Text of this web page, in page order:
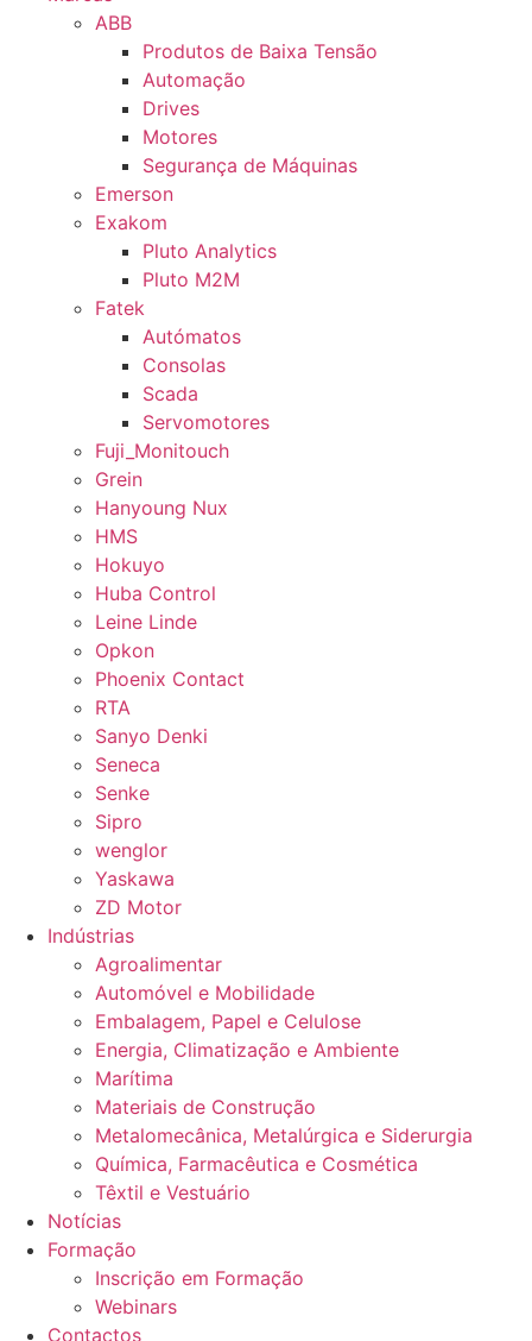
ABB
Produtos de Baixa Tensão
Automação
Drives
Motores
Segurança de Máquinas
Emerson
Exakom
Pluto Analytics
Pluto M2M
Fatek
Autómatos
Consolas
Scada
Servomotores
Fuji_Monitouch
Grein
Hanyoung Nux
HMS
Hokuyo
Huba Control
Leine Linde
Opkon
Phoenix Contact
RTA
Sanyo Denki
Seneca
Senke
Sipro
wenglor
Yaskawa
ZD Motor
Indústrias
Agroalimentar
Automóvel e Mobilidade
Embalagem, Papel e Celulose
Energia, Climatização e Ambiente
Marítima
Materiais de Construção
Metalomecânica, Metalúrgica e Siderurgia
Química, Farmacêutica e Cosmética
Têxtil e Vestuário
Notícias
Formação
Inscrição em Formação
Webinars
Contactos